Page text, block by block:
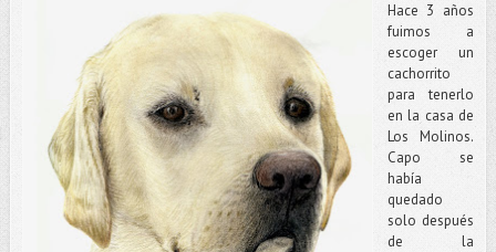
Hace 3 años
fuimos a
escoger un
cachorrito
para tenerlo
en la casa de
Los Molinos.
Capo se
había
quedado
solo después
de la